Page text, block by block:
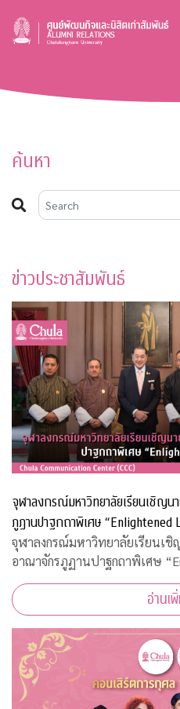
ค้นหา
ข่าวประชาสัมพันธ์
จุฬาลงกรณ์มหาวิทยาลัยเรียนเชิญ
ภูฏานปาฐกถาพิเศษ “Enlightened
จุฬาลงกรณ์มหาวิทยาลัยเรียนเ
อาณาจักรภูฏานปาฐกถาพิเศษ
อ่านเ